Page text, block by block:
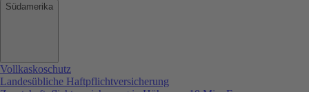
Südamerika
Vollkaskoschutz
Landesübliche Haftpflichtversicherung